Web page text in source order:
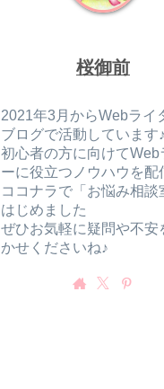
桜御前
2021年3月からWebライ
ブログで活動しています♪
初心者の方に向けてWeb
ーに役立つノウハウを配
ココナラで「お悩み相談
はじめました
ぜひお気軽に疑問や不安
かせくださいね♪